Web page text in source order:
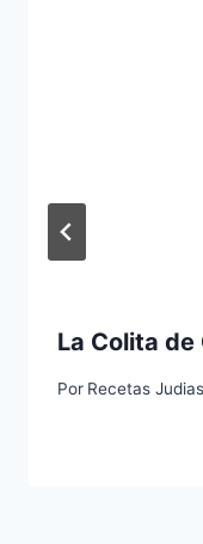
La Colita de
Por Recetas Judias